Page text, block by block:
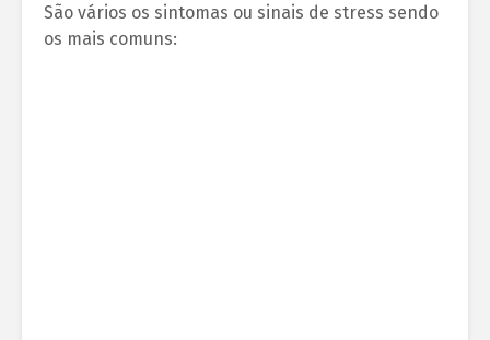
São vários os sintomas ou sinais de stress sendo
os mais comuns: